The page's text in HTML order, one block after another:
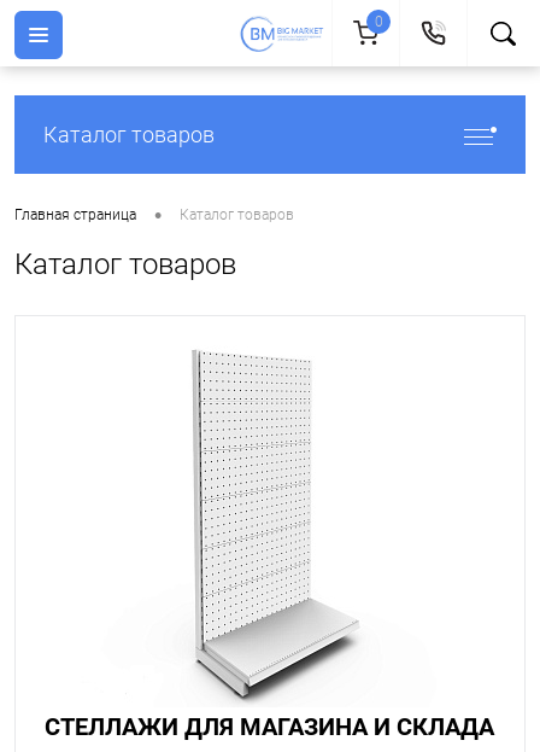
Каталог товаров
Главная страница • Каталог товаров
Каталог товаров
СТЕЛЛАЖИ ДЛЯ МАГАЗИНА И СКЛАДА
0